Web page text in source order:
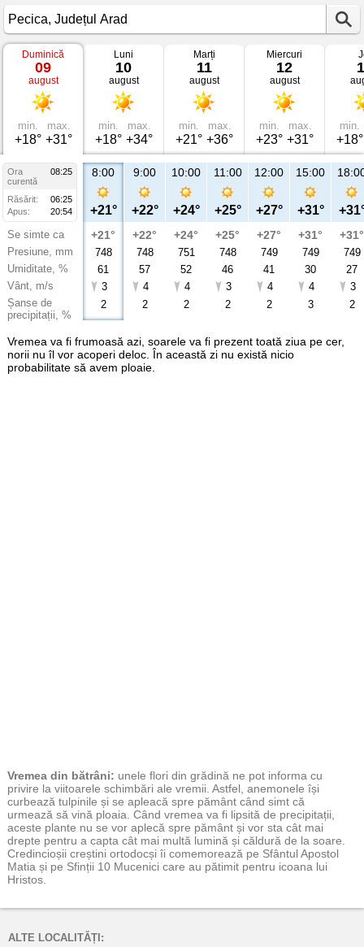
Vremea
Pecica
Județul
Arad
Duminică
09
august
min.
+18°
max.
+31°
Luni
10
august
min.
+18°
max.
+34°
Marți
11
august
min.
+21°
max.
+36°
Miercuri
12
august
min.
+23°
max.
+31°
min.
+18°
Ora
08:25
curentă
Răsărit:
06:25
Apus:
20:54
Se simte ca
Presiune, mm
Umiditate, %
Vânt, m/s
Șanse de
precipitații, %
8:00
+21°
+21°
748
61
3
2
9:00
+22°
+22°
748
57
4
2
10:00
+24°
+24°
751
52
4
2
11:00
+25°
+25°
748
46
3
2
12:00
+27°
+27°
749
41
4
2
15:00
+31°
+31°
749
30
4
3
+31°
749
27
3
2
Vremea va fi frumoasă azi, soarele va fi prezent toată ziua pe cer,
norii nu îl vor acoperi deloc. În această zi nu există nicio
probabilitate să avem ploaie.
Vremea din bătrâni: unele flori din grădină ne pot informa cu
privire la viitoarele schimbări ale vremii. Astfel, anemonele își
curbează tulpinile și se apleacă spre pământ când simt că
urmează să vină ploaia. Când vremea va fi lipsită de precipitații,
aceste plante nu se vor aplecă spre pământ și vor sta cât mai
drepte pentru a capta cât mai multă lumină și căldură de la soare.
Credincioșii creștini ortodocși îi comemorează pe Sfântul Apostol
Matia și pe Sfinții 10 Mucenici care au pătimit pentru icoana lui
Hristos.
ALTE LOCALITĂȚI: